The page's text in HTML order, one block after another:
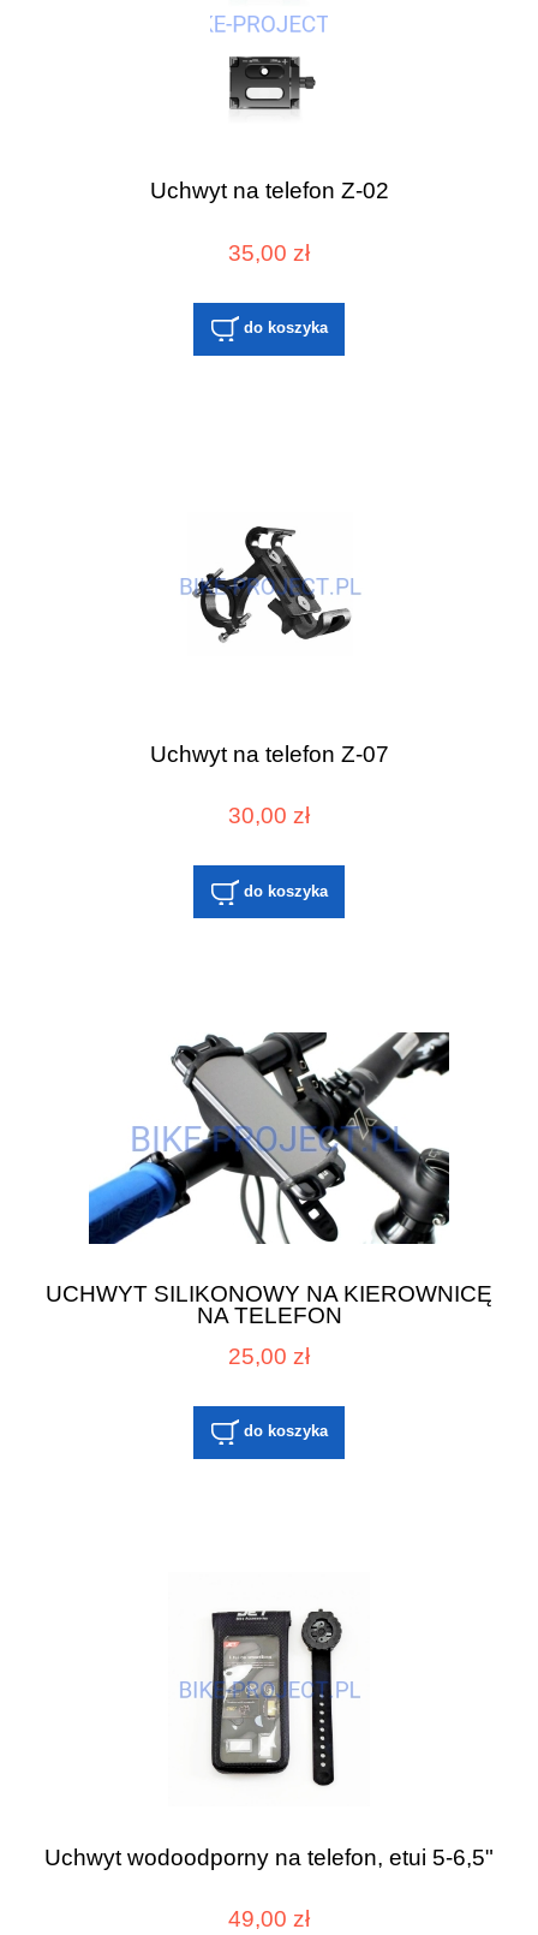
Uchwyt na telefon​ Z-02
35,00 zł
do koszyka
Uchwyt na telefon​ Z-07
30,00 zł
do koszyka
UCHWYT SILIKONOWY NA KIEROWNICĘ
NA TELEFON
25,00 zł
do koszyka
Uchwyt wodoodporny na telefon, etui 5-6,5"
49,00 zł